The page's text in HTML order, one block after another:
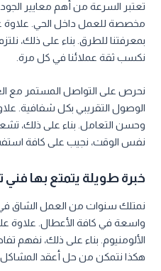
تعتبر السرعة من أهم معايير
مخصصة للعمل داخل الحي. علاوة
بمعرفتنا للطرق. بناء على ذلك،
نكسب ثقة عملائنا في كل مرة.
نحرص على التواصل المستمر مع
الوصول التقريبي بكل شفافية.
وحسن التعامل. بناء على ذلك، تشعر
نفس الوقت، نجيب على كافة
خبرة طويلة يتمتع بها
نمتلك سنوات من العمل الشاق في
واسعة في كافة الأعطال. علاوة
الألومنيوم. بناء على ذلك، نفهم
هكذا نتمكن من حل أعقد المشاكل